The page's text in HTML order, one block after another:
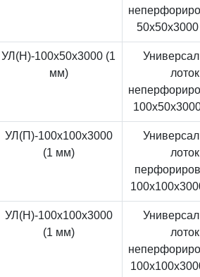
УЛ(Н)-100x50x3000 (1
мм)
лоток
УЛ(П)-100x100x3000
(1 мм)
лоток
УЛ(Н)-100x100x3000
(1 мм)
лоток